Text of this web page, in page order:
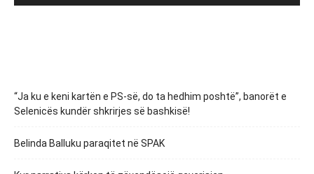
“Ja ku e keni kartën e PS-së, do ta hedhim poshtë”, banorët e
Selenicës kundër shkrirjes së bashkisë!
Belinda Balluku paraqitet në SPAK